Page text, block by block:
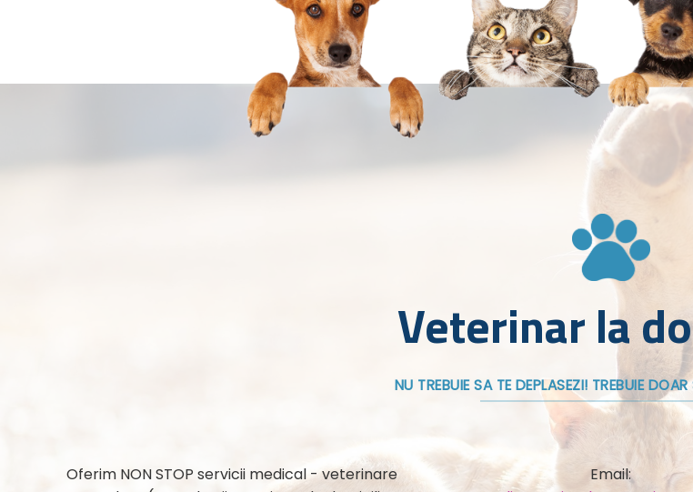
Veterinar la
NU TREBUIE SA TE DEPLASEZI! TREBUIE
Oferim NON STOP servicii medical - veterinare
Email: